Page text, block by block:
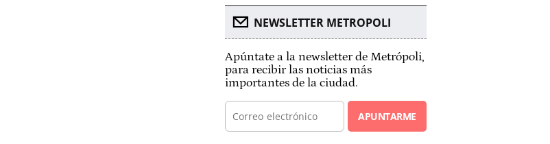
NEWSLETTER METROPOLI
Apúntate a la newsletter de Metrópoli,
para recibir las noticias más
importantes de la ciudad.
APUNTARME